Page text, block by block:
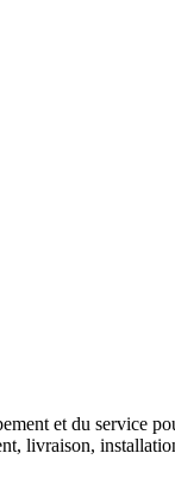
et du service
livraison,